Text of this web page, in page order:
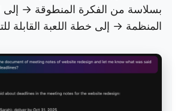
بسلاسة من الفكرة المنطوقة → إلى
المنظمة → إلى خطة اللعبة القابلة